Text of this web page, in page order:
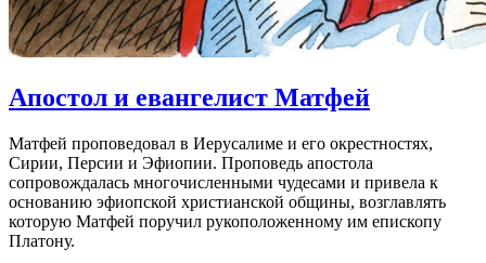
Апостол и евангелист Матфей
Матфей проповедовал в Иерусалиме и его окрестностях,
Сирии, Персии и Эфиопии. Проповедь апостола
сопровождалась многочисленными чудесами и привела к
основанию эфиопской христианской общины, возглавлять
которую Матфей поручил рукоположенному им епископу
Платону.